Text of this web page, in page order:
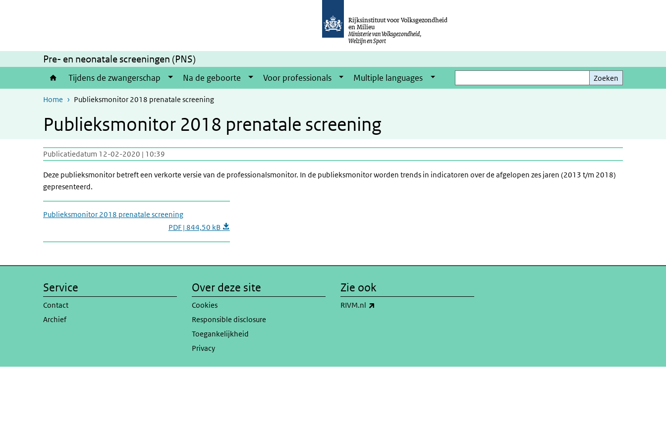
Rijksinstituut voor Volksgezondheid
en Milieu
Ministerie van Volksgezondheid,
Welzijn en Sport
Pre- en neonatale screeningen (PNS)
Tijdens de zwangerschap Na de geboorte Voor professionals Multiple languages
Zoeken
Zoeken
Home Publieksmonitor 2018 prenatale screening
Publieksmonitor 2018 prenatale screening
Publicatiedatum 12-02-2020 | 10:39
Deze publieksmonitor betreft een verkorte versie van de professionalsmonitor. In de publieksmonitor worden trends in indicatoren over de afgelopen zes jaren (2013 t/m 2018)
gepresenteerd.
Publieksmonitor 2018 prenatale screening
PDF | 844,50 kB
Service
Contact
Archief
Over deze site
Cookies
Responsible disclosure
Toegankelijkheid
Privacy
Zie ook
RIVM.nl